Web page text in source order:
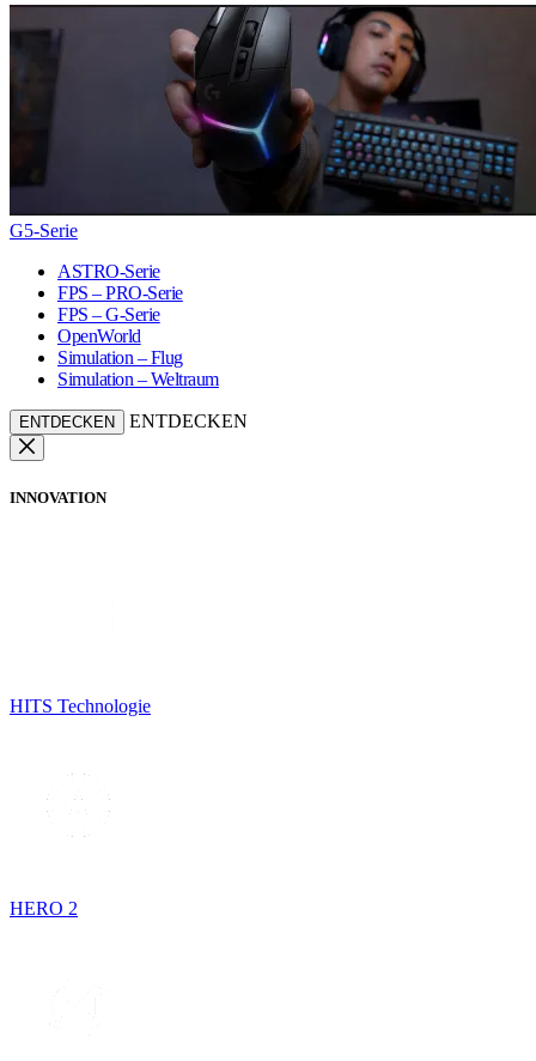
G5-Serie
ASTRO-Serie
FPS – PRO-Serie
FPS – G-Serie
OpenWorld
Simulation – Flug
Simulation – Weltraum
ENTDECKEN ENTDECKEN
INNOVATION
HITS Technologie
HERO 2